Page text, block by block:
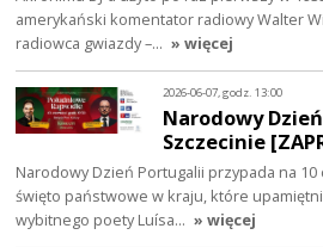
amerykański komentator radiowy Walter
radiowca gwiazdy –… » więcej
2026-06-07, godz. 13:00
Narodowy
Szczecinie
Narodowy Dzień Portugalii przypada na
święto państwowe w kraju, które
wybitnego poety Luísa… » więcej